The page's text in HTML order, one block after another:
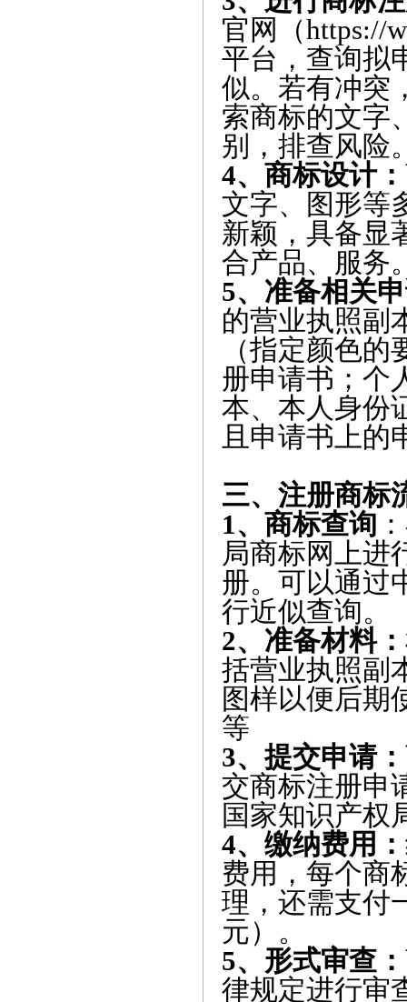
官网（https://
平台，查询拟
似。若有冲突
索商标的文字
别，排查风险
4、商标设计：
文字、图形等
新颖，具备显
合产品、服务
5、准备相关
的营业执照副
（指定颜色
册申请书；个
本、本人身份
且申请书上的
三、注册商标
1、商标‌查询‌
局商标网上进
册。可以通过
行近似查询。
‌2、准备材料‌：
括营业执照副
图样以便后期
等
3、提交申请：
交商标注册申
国家知识产权
4、缴纳费用：
费用，每个商
理，还需支付
元）。
5、形式审查：
律规定进行审